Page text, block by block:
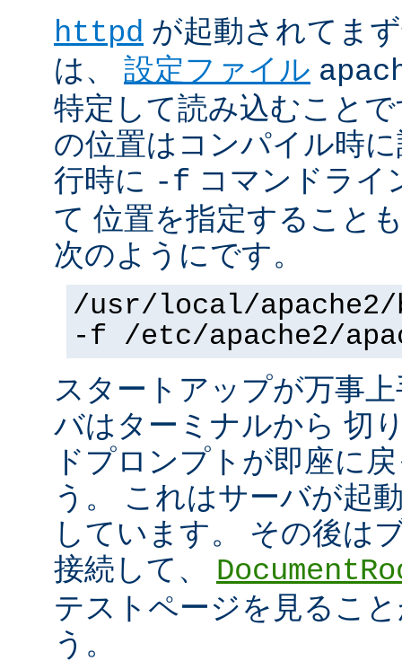
httpd が起動されてま
は、 設定ファイル
特定して読み込むこと
の位置はコンパイル時
行時に -f コマンドライ
て 位置を指定すること
次のようにです。
/usr/local/
-f /etc/apache2/
スタートアップが万事
バはターミナルから 切
ドプロンプトが即座に
う。 これはサーバが起
しています。 その後は
接続して、
テストページを見るこ
う。